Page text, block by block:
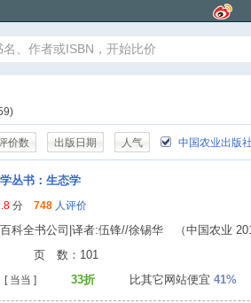
价数 出版日期 人气 中国农业出版社
丛书：生态学
分 748 人评价
科全书公司|译者:伍锋//徐锡华 （中国农业
页 数：101
[ 当当 ] 33折 比其它网站便宜 41%